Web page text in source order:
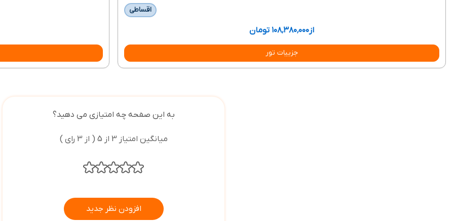
اقساطی
از۱۰۸٬۳۸۰٬۰۰۰ تومان
جزییات تور
به این صفحه چه امتیازی می دهید؟
میانگین امتیاز 3 از 5 ( از 3 رای )
افزودن نظر جدید